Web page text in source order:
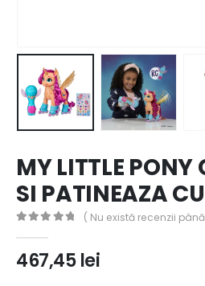
MY LITTLE PONY
SI PATINEAZA
( Nu există recenzii
467,45lei